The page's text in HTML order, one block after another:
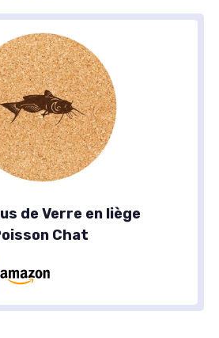
de Verre en liège
Chat